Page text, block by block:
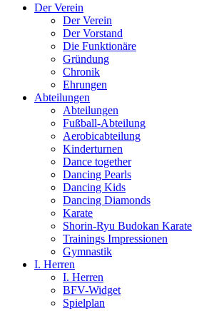
Der Verein
Der Verein
Der Vorstand
Die Funktionäre
Gründung
Chronik
Ehrungen
Abteilungen
Abteilungen
Fußball-Abteilung
Aerobicabteilung
Kinderturnen
Dance together
Dancing Pearls
Dancing Kids
Dancing Diamonds
Karate
Shorin-Ryu Budokan Karate
Trainings Impressionen
Gymnastik
I. Herren
I. Herren
BFV-Widget
Spielplan